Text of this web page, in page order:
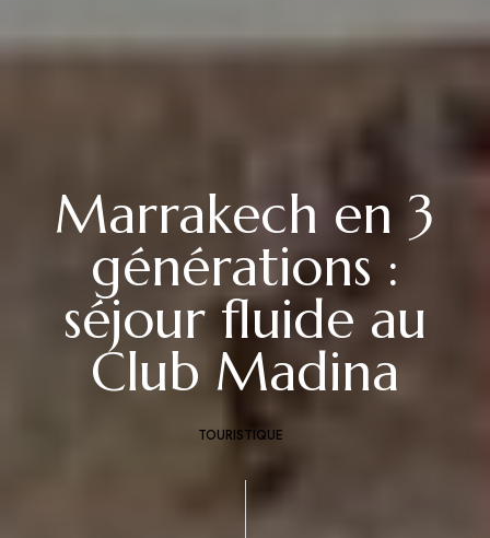
Marrakech en 3
générations :
séjour fluide au
Club Madina
TOURISTIQUE